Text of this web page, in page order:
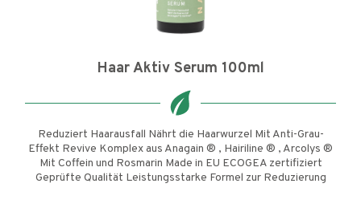
Haar Aktiv Serum 100ml
Reduziert Haarausfall Nährt die Haarwurzel Mit Anti-Grau-
Effekt Revive Komplex aus Anagain ® , Hairiline ® , Arcolys ®
Mit Coffein und Rosmarin Made in EU ECOGEA zertifiziert
Geprüfte Qualität Leistungsstarke Formel zur Reduzierung